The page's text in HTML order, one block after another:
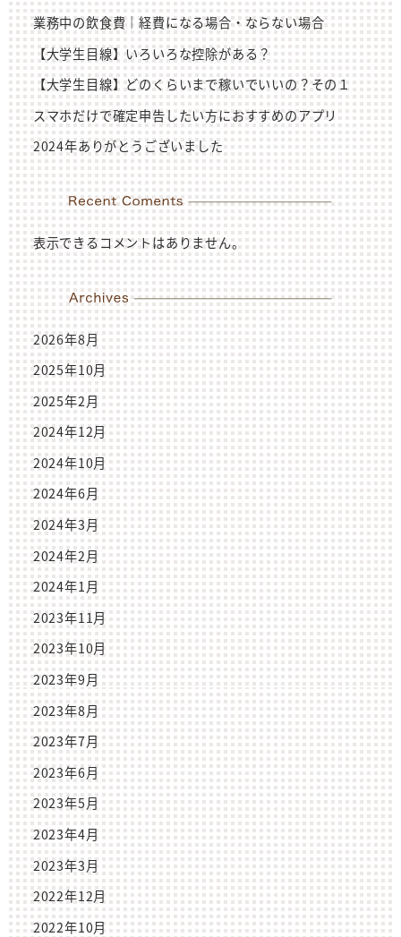
業務中の飲食費｜経費になる場合・ならない場合
【大学生目線】いろいろな控除がある？
【大学生目線】どのくらいまで稼いでいいの？その１
スマホだけで確定申告したい方におすすめのアプリ
2024年ありがとうございました
表示できるコメントはありません。
2026年8月
2025年10月
2025年2月
2024年12月
2024年10月
2024年6月
2024年3月
2024年2月
2024年1月
2023年11月
2023年10月
2023年9月
2023年8月
2023年7月
2023年6月
2023年5月
2023年4月
2023年3月
2022年12月
2022年10月